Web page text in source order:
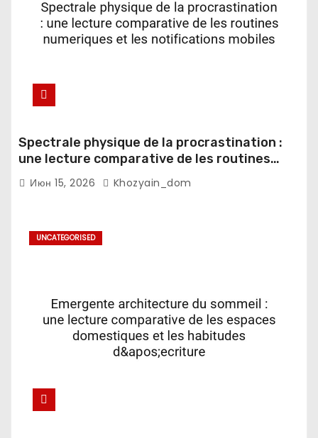
Spectrale physique de la procrastination :
une lecture comparative de les routines
numeriques et les notifications mobiles
Июн 15, 2026 Khozyain_dom
UNCATEGORISED